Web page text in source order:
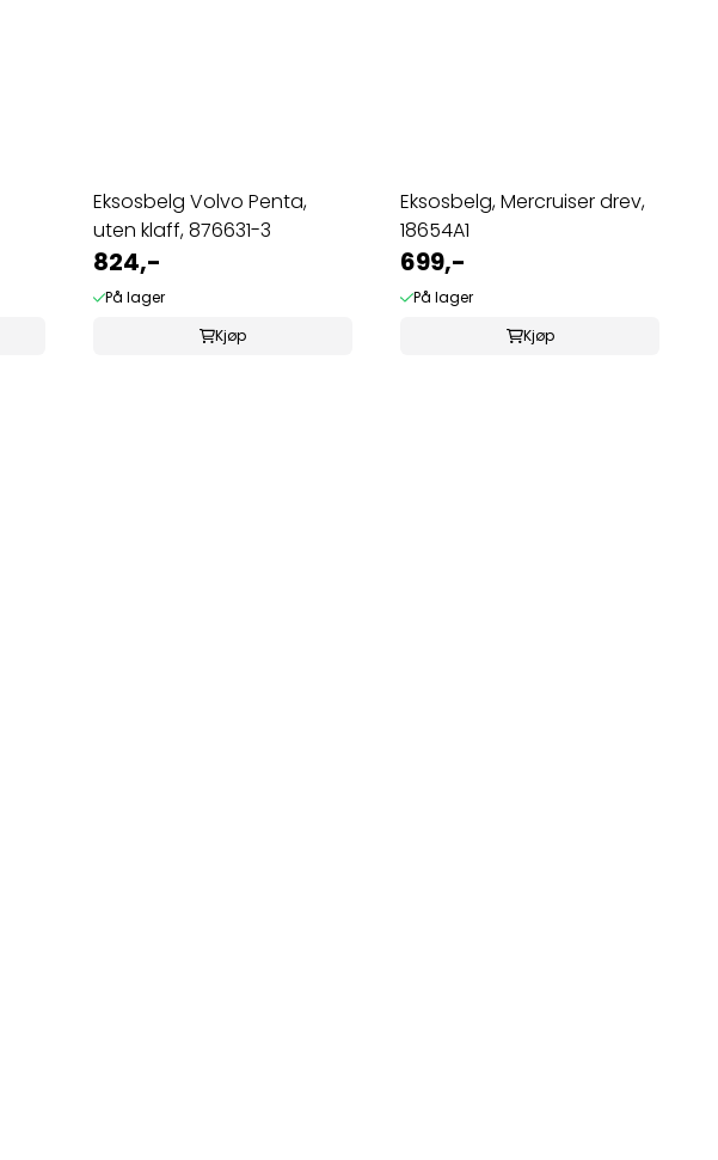
Eksosbelg Volvo Penta,
uten klaff, 876631-3
824,-
På lager
Kjøp
Eksosbelg, Mercruiser drev,
18654A1
699,-
På lager
Kjøp